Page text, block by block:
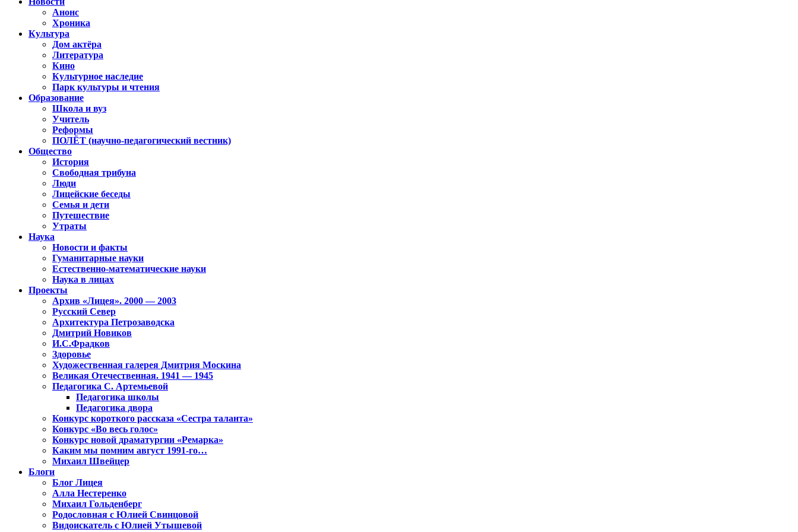
Анонс
Хроника
Культура
Дом актёра
Литература
Кино
Культурное наследие
Парк культуры и чтения
Образование
Школа и вуз
Учитель
Реформы
ПОЛЁТ (научно-педагогический вестник)
Общество
История
Свободная трибуна
Люди
Лицейские беседы
Семья и дети
Путешествие
Утраты
Наука
Новости и факты
Гуманитарные науки
Естественно-математические науки
Наука в лицах
Проекты
Архив «Лицея». 2000 — 2003
Русский Север
Архитектура Петрозаводска
Дмитрий Новиков
И.С.Фрадков
Здоровье
Художественная галерея Дмитрия Москина
Великая Отечественная. 1941 — 1945
Педагогика С. Артемьевой
Педагогика школы
Педагогика двора
Конкурс короткого рассказа «Сестра таланта»
Конкурс «Во весь голос»
Конкурс новой драматургии «Ремарка»
Каким мы помним август 1991-го…
Михаил Швейцер
Блоги
Блог Лицея
Алла Нестеренко
Михаил Гольденберг
Родословная с Юлией Свинцовой
Видоискатель с Юлией Утышевой